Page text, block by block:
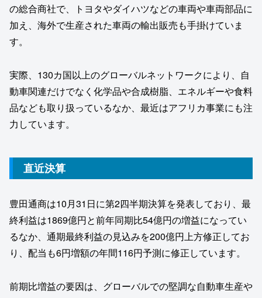
の総合商社で、トヨタやダイハツなどの車両や車両部品に
加え、海外で生産された車両の輸出販売も手掛けていま
す。
実際、130カ国以上のグローバルネットワークにより、自
動車関連だけでなく化学品や合成樹脂、エネルギーや食料
品なども取り扱っているなか、最近はアフリカ事業にも注
力しています。
直近決算
豊田通商は10月31日に第2四半期決算を発表しており、最
終利益は1869億円と前年同期比54億円の増益になってい
るなか、通期最終利益の見込みを200億円上方修正してお
り、配当も6円増額の年間116円予測に修正しています。
前期比増益の要因は、グローバルでの堅調な自動車生産や